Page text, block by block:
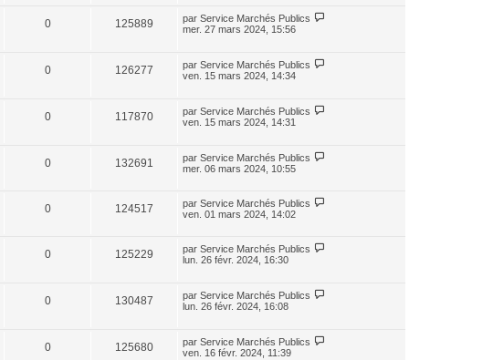
0 125889 par Service Marchés Publics
mer. 27 mars 2024, 15:56
0 126277 par Service Marchés Publics
ven. 15 mars 2024, 14:34
0 117870 par Service Marchés Publics
ven. 15 mars 2024, 14:31
0 132691 par Service Marchés Publics
mer. 06 mars 2024, 10:55
0 124517 par Service Marchés Publics
ven. 01 mars 2024, 14:02
0 125229 par Service Marchés Publics
lun. 26 févr. 2024, 16:30
0 130487 par Service Marchés Publics
lun. 26 févr. 2024, 16:08
0 125680 par Service Marchés Publics
ven. 16 févr. 2024, 11:39